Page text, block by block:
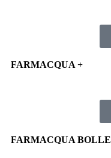
FARMACQUA +
FARMACQUA BOLLE